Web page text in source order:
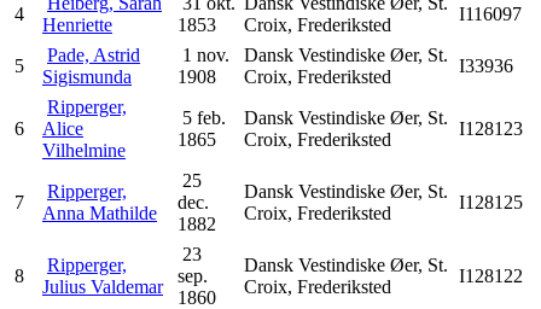
4
Henriette
1853
Croix, Frederiksted
I116097
5
Pade, Astrid
Sigismunda
1 nov.
1908
Dansk Vestindiske Øer, St.
Croix, Frederiksted
I33936
6
Ripperger,
Alice
Vilhelmine
5 feb.
1865
Dansk Vestindiske Øer, St.
Croix, Frederiksted
I128123
7
Ripperger,
Anna Mathilde
25
dec.
1882
Dansk Vestindiske Øer, St.
Croix, Frederiksted
I128125
8
Ripperger,
Julius Valdemar
23
sep.
1860
Dansk Vestindiske Øer, St.
Croix, Frederiksted
I128122